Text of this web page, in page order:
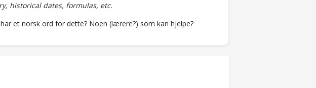
historical dates, formulas, etc.
et norsk ord for dette? Noen (lærere?) som kan hjelpe?